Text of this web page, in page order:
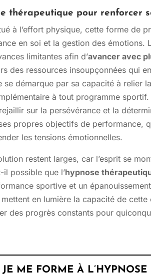
thérapeutique pour renforcer
à l’effort physique, cette forme de
en soi et la gestion des émotions.
limitantes afin d’avancer avec
des ressources insoupçonnées qui
se démarque par sa capacité à relier
à tout programme sportif.
sur la persévérance et la
propres objectifs de performance,
les tensions émotionnelles.
restent larges, car l’esprit se
il possible que l’hypnose
sportive et un
en lumière la capacité de
des progrès constants pour
JE ME FORME À